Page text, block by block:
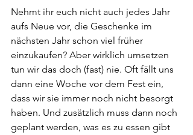
Nehmt ihr euch nicht auch jedes Jahr
aufs Neue vor, die Geschenke im
nächsten Jahr schon viel früher
einzukaufen? Aber wirklich umsetzen
tun wir das doch (fast) nie. Oft fällt uns
dann eine Woche vor dem Fest ein,
dass wir sie immer noch nicht besorgt
haben. Und zusätzlich muss dann noch
geplant werden, was es zu essen gibt